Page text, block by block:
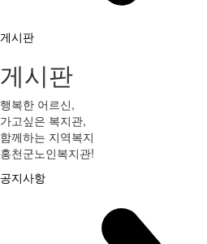
게시판
게시판
행복한 어르신,
가고싶은 복지관,
함께하는 지역복지
홍천군노인복지관!
공지사항